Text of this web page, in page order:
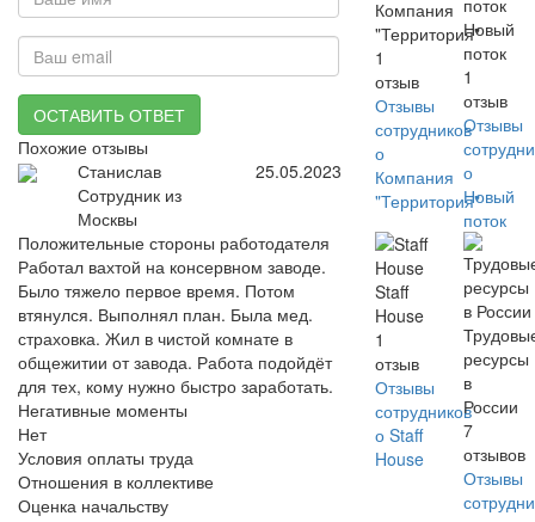
ОСТАВИТЬ ОТВЕТ
Похожие отзывы
Станислав
Сотрудник из
Москвы
25.05.2023
Положительные стороны работодателя
Работал вахтой на консервном заводе.
Было тяжело первое время. Потом
втянулся. Выполнял план. Была мед.
страховка. Жил в чистой комнате в
общежитии от завода. Работа подойдёт
для тех, кому нужно быстро заработать.
Негативные моменты
Нет
Условия оплаты труда
Отношения в коллективе
Оценка начальству
Компания
"Территория"
1
отзыв
Отзывы
сотрудников
о
Компания
"Территория"
Новый
поток
1
отзыв
Отзывы
о
Новый
поток
Staff
House
1
отзыв
Отзывы
сотрудников
о Staff
House
ресурсы
в
России
7
отзывов
Отзывы